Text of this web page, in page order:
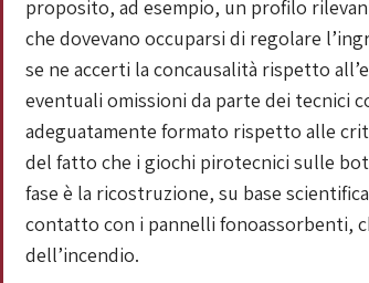
proposito, ad esempio, un profilo
che dovevano occuparsi di regolare
se ne accerti la concausalità rispetto
eventuali omissioni da parte dei tecnici
adeguatamente formato rispetto alle
del fatto che i giochi pirotecnici sulle
fase è la ricostruzione, su base
contatto con i pannelli fonoassorbenti,
dell’incendio.